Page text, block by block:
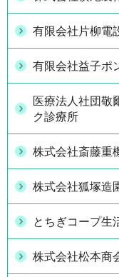
有限会社片柳電
有限会社益子ポ
医療法人社団敬
ク診療所
株式会社斎藤重
株式会社狐塚造
とちぎコープ生
株式会社松本商